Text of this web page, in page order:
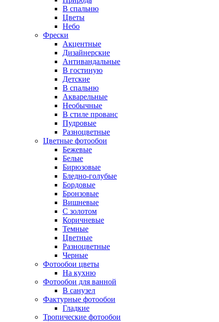
В спальню
Цветы
Небо
Фрески
Акцентные
Дизайнерские
Антивандальные
В гостиную
Детские
В спальню
Акварельные
Необычные
В стиле прованс
Пудровые
Разноцветные
Цветные фотообои
Бежевые
Белые
Бирюзовые
Бледно-голубые
Бордовые
Бронзовые
Вишневые
С золотом
Коричневые
Темные
Цветные
Разноцветные
Черные
Фотообои цветы
На кухню
Фотообои для ванной
В санузел
Фактурные фотообои
Гладкие
Тропические фотообои